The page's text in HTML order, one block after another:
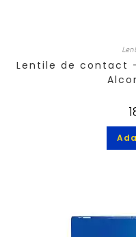
Lentile de contact -